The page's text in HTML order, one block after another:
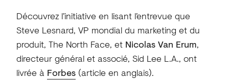
Découvrez l’initiative en lisant l’entrevue que
Steve Lesnard, VP mondial du marketing et du
produit, The North Face, et Nicolas Van Erum,
directeur général et associé, Sid Lee L.A., ont
livrée à Forbes (article en anglais).